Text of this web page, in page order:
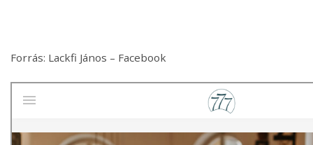
Forrás: Lackfi János – Facebook